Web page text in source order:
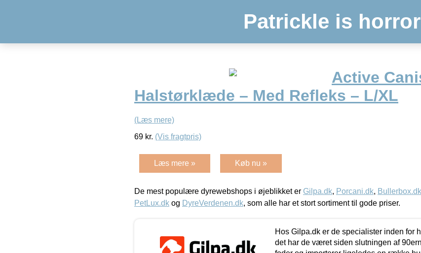
Patrickle is horror
Active
Halstørklæde – Med Refleks – L/XL
(Læs mere)
69 kr. (Vis fragtpris)
Læs mere » Køb nu »
De mest populære dyrewebshops i øjeblikket er Gilpa.dk, Porcani.dk, Bullerbox.dk
PetLux.dk og DyreVerdenen.dk, som alle har et stort sortiment til gode priser.
Hos Gilpa.dk er de specialister inden for
det har de været siden slutningen af